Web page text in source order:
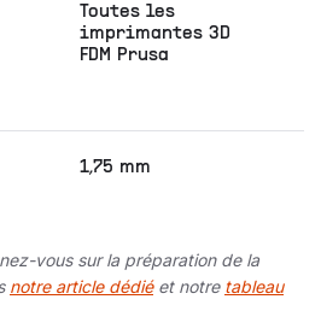
Toutes les
imprimantes 3D
FDM Prusa
1,75 mm
vous sur la préparation de la
notre article dédiéet notre tableau